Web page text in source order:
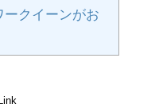
クイーンがお